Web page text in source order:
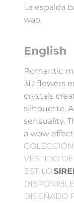
La espalda
wao.
English
Romantic
3D flowers
crystals
silhouette.
sensuality.
a wow
VESTIDO
ESTILO:
DISEÑADO